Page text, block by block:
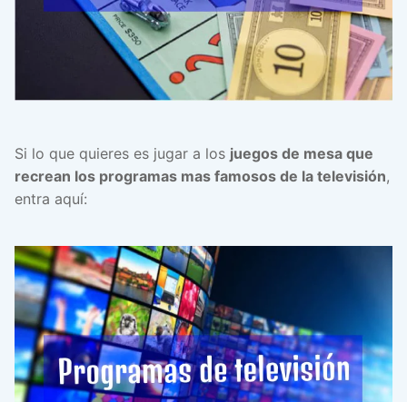
Si lo que quieres es jugar a los juegos de mesa que
recrean los programas mas famosos de la televisión,
entra aquí: